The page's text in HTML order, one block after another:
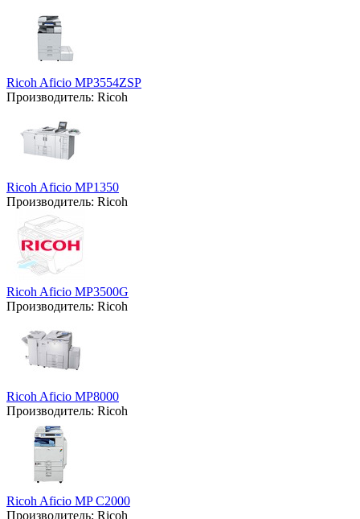
Ricoh Aficio MP3554ZSP
Производитель: Ricoh
Ricoh Aficio MP1350
Производитель: Ricoh
Ricoh Aficio MP3500G
Производитель: Ricoh
Ricoh Aficio MP8000
Производитель: Ricoh
Ricoh Aficio MP C2000
Производитель: Ricoh